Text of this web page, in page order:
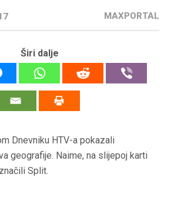
MAXPORTAL
Širi dalje
Dnevniku HTV-a pokazali
geografije. Naime, na slijepoj karti
Split.